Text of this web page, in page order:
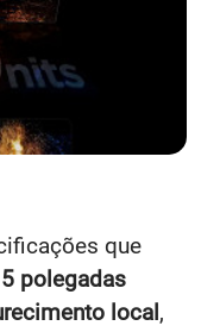
que
polegadas
local,